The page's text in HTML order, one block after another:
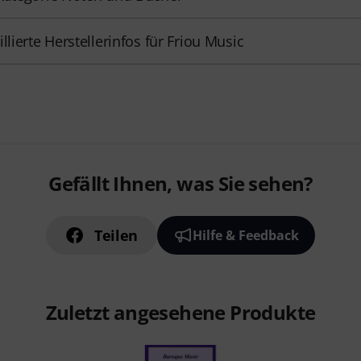
Herstellerinfos für Friou Music
Gefällt Ihnen, was Sie sehen?
Teilen Hilfe & Feedback
Zuletzt angesehene Produkte